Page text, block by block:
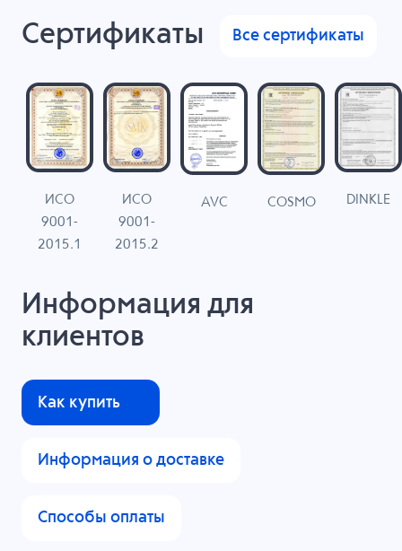
Сертификаты Все сертификаты
ИСО
9001-
2015.1
ИСО
9001-
2015.2
AVC COSMO DINKLE
Информация для
клиентов
Как купить
Информация о доставке
Способы оплаты